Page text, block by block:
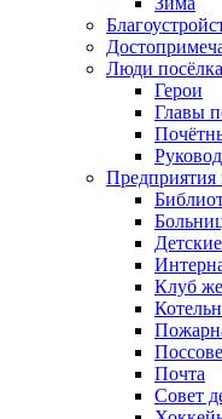
Люди посёлка
Герои
Главы
Предприятия
Клуб
Почта
Совет